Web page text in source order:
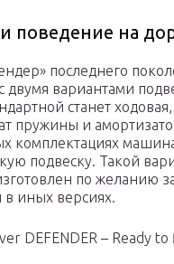
поведение на
последнего
двумя вариантами
станет
пружины и
комплектациях
подвеску. Такой
по желанию
в иных версиях.
DEFENDER – Ready